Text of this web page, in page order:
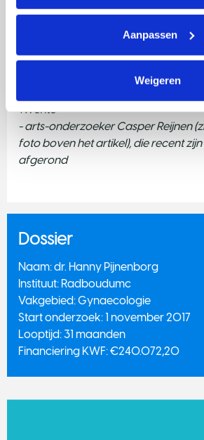
Aanpassen
Weigeren
Pijnenborg graag nog de namen van
onderzoekers met wie ze veel
Twente
- arts-onderzoeker Casper Reijnen
foto boven het artikel), die recent
afgerond
Dossier
Naam: dr. Hanny Pijnenborg
Instituut: Radboudumc
Vakgebied: Gynaecologie
Start onderzoek: 1 november 2017
Looptijd: 31 maanden
Financiering KWF: €240.072,20